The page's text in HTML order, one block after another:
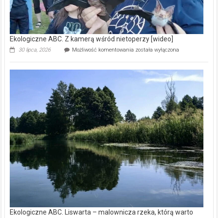
Ekologiczne ABC. Z kamerą wśród nietoperzy [wideo]
30 lipca, 2026 Możliwość komentowania Ekologiczne
kamerą
wśród
została wyłączona
Ekologiczne ABC. Liswarta – malownicza rzeka, którą warto